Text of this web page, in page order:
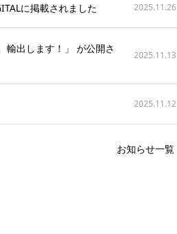
に掲載されました 2025.11.26
輸出します！」 が公開さ
2025.11.13
2025.11.12
お知らせ一覧